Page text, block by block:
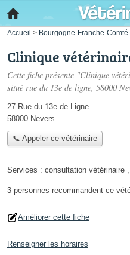
Accueil > Bourgogne-Franche-Comté
Clinique
Cette fiche présente "Clinique
situé rue du 13e de ligne, 58000
27 Rue du 13e de Ligne
58000 Nevers
📞 Appeler ce vétérinaire
Services : consultation vétérinaire ,
3 personnes recommandent ce
Améliorer cette fiche
Renseigner les horaires